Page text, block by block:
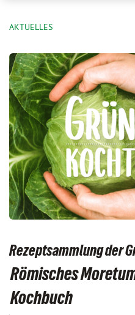
AKTUELLES
Rezeptsammlung der
Römisches
Kochbuch